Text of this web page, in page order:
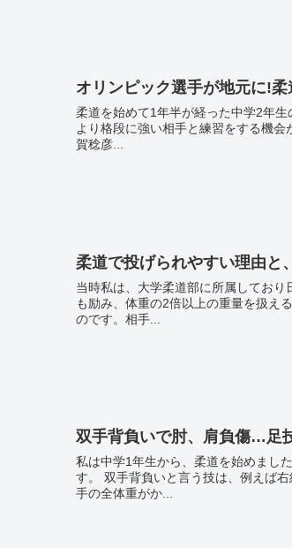
オリンピック選手が地元に!
柔道を始めて1年半が経った中学2年生の頃
より格段に強い相手と練習をする機
賀稔彦...
柔道で投げられやすい理由と
当時私は、大学柔道部に所属してお
も励み、体重の2倍以上の重量を扱えるほど筋力を獲得しました。 し
のです。相手...
双手背負いで肘、肩負傷…足
私は中学1年生から、柔道を始めまし
す。 双手背負いと言う技は、例えば右組でしたら、自分の右肘を相手の右脇に入れて担ぎ込んで投げるのですが、右肘に相
手の全体重がか...